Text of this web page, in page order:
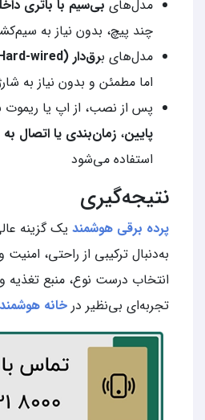
مدل‌های بی‌سیم با باتری
چند پیچ، بدون نیاز به
مدل‌های برق‌دار (Hard-wired)
اما مطمئن و بدون نیاز به
پس از نصب، از اپ یا ریموت
پایین، زمان‌بندی یا اتصال
استفاده می‌شود
نتیجه‌گیری
پرده برقی هوشمند یک گزینه
به‌دنبال ترکیبی از راحتی،
انتخاب درست نوع، منبع تغذیه
تجربه‌ای بی‌نظیر در خانه هوشمند